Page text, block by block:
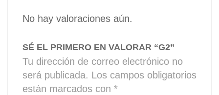
No hay valoraciones aún.
SÉ EL PRIMERO EN VALORAR “G2”
Tu dirección de correo electrónico no
será publicada. Los campos obligatorios
están marcados con *